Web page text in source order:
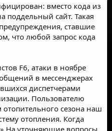
вместо кода из
поддельный сайт. Такая
ставшие
что любой запрос кода
F6, атаки в ноябре
в мессенджерах
диспетчерами
Пользователю
отопительного сезона наш
отопления. Когда
На уточняющие вопросы